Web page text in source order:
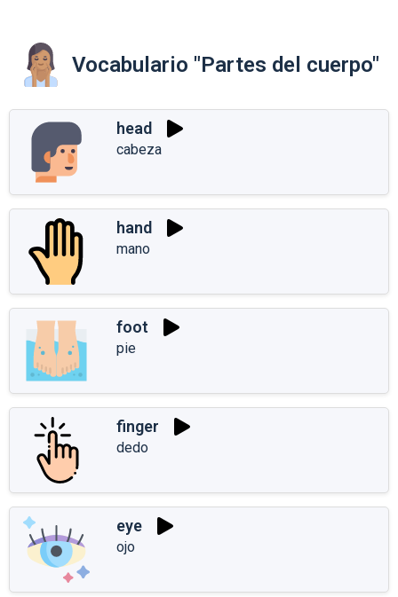
Vocabulario "Partes del cuerpo"
head
cabeza
hand
mano
foot
pie
finger
dedo
eye
ojo